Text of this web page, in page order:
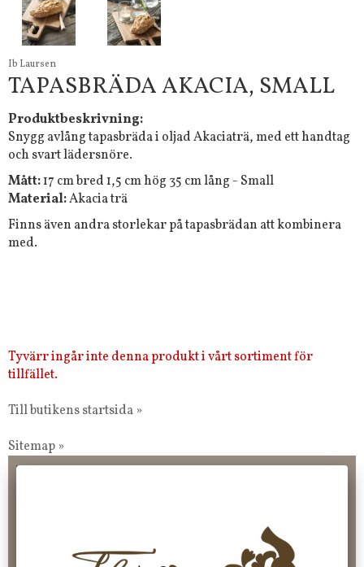
Ib Laursen
TAPASBRÄDA AKACIA, SMALL
Produktbeskrivning:
Snygg avlång tapasbräda i oljad Akaciaträ, med ett handtag
och svart lädersnöre.
Mått:17 cm bred 1,5 cm hög 35 cm lång - Small
Material:Akacia trä
Finns även andra storlekar på tapasbrädan att kombinera
med.
Tyvärr ingår inte denna produkt i vårt sortiment för
tillfället.
Till butikens startsida »
Sitemap »
Faktura 0 kr. Hos oss betalar du enkelt och smidigt med KLARNA
CHECKOUT. Välj själv hur du vill betala mellan alla Klarnas